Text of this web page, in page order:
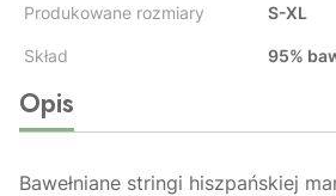
Produkowane rozmiary S-XL
Skład 95%
Opis
Bawełniane stringi hiszpańskiej